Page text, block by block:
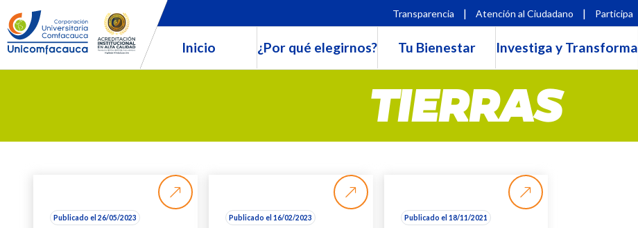
Transparencia | Atención al Ciudadano | Participa
Inicio ¿Por qué elegirnos? Tu Bienestar Investiga y Transforma
TIERRAS
Publicado el 26/05/2023 Publicado el 16/02/2023 Publicado el 18/11/2021